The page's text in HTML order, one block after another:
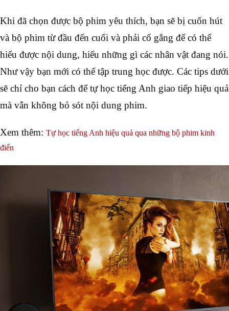
Khi đã chọn được bộ phim yêu thích, bạn sẽ bị cuốn hút
và bộ phim từ đầu đến cuối và phải cố gắng để có thể
hiểu được nội dung, hiểu những gì các nhân vật đang nói.
Như vậy bạn mới có thể tập trung học được. Các tips dưới
sẽ chỉ cho bạn cách để tự học tiếng Anh giao tiếp hiệu quả
mà vẫn không bỏ sót nội dung phim.
Xem thêm: Tự học tiếng Anh hiệu quả qua những bộ phim kinh
điển